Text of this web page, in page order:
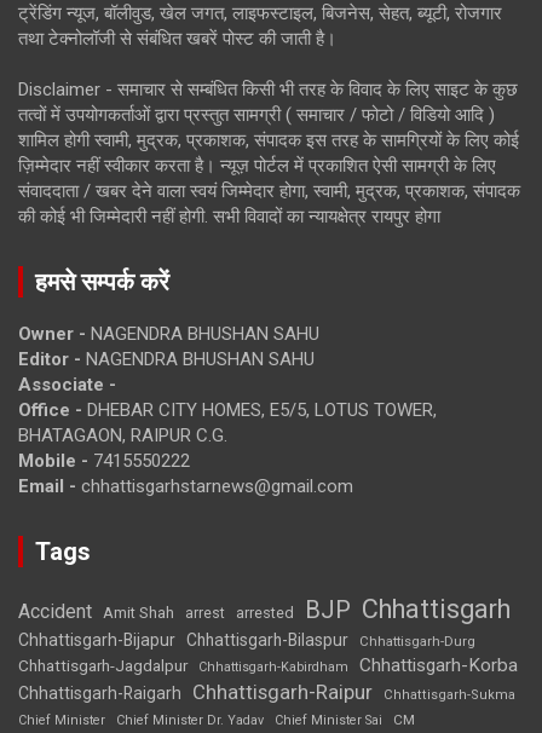
ट्रेंडिंग न्यूज, बॉलीवुड, खेल जगत, लाइफस्टाइल, बिजनेस, सेहत, ब्यूटी, रोजगार
तथा टेक्नोलॉजी से संबंधित खबरें पोस्ट की जाती है।
Disclaimer - समाचार से सम्बंधित किसी भी तरह के विवाद के लिए साइट के कुछ
तत्वों में उपयोगकर्ताओं द्वारा प्रस्तुत सामग्री ( समाचार / फोटो / विडियो आदि )
शामिल होगी स्वामी, मुद्रक, प्रकाशक, संपादक इस तरह के सामग्रियों के लिए कोई
ज़िम्मेदार नहीं स्वीकार करता है। न्यूज़ पोर्टल में प्रकाशित ऐसी सामग्री के लिए
संवाददाता / खबर देने वाला स्वयं जिम्मेदार होगा, स्वामी, मुद्रक, प्रकाशक, संपादक
की कोई भी जिम्मेदारी नहीं होगी. सभी विवादों का न्यायक्षेत्र रायपुर होगा
हमसे सम्पर्क करें
Owner - NAGENDRA BHUSHAN SAHU
Editor - NAGENDRA BHUSHAN SAHU
Associate -
Office - DHEBAR CITY HOMES, E5/5, LOTUS TOWER,
BHATAGAON, RAIPUR C.G.
Mobile - 7415550222
Email - chhattisgarhstarnews@gmail.com
Tags
Accident Amit Shah arrest arrested BJP Chhattisgarh
Chhattisgarh-Bijapur Chhattisgarh-Bilaspur Chhattisgarh-Durg
Chhattisgarh-Jagdalpur Chhattisgarh-Kabirdham Chhattisgarh-Korba
Chhattisgarh-Raigarh Chhattisgarh-Raipur
Chhattisgarh-Sukma
Chief Minister
Chief Minister Dr. Yadav Chief Minister Sai CM